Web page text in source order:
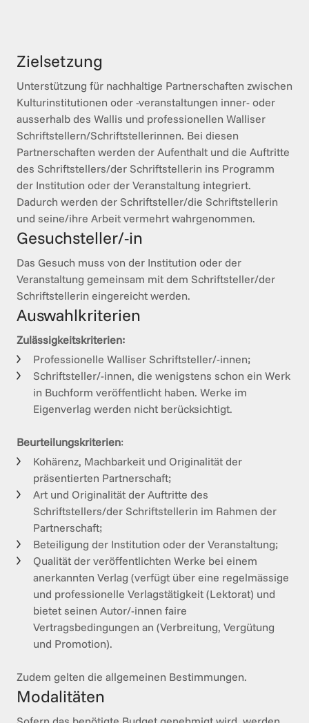
Zielsetzung
Unterstützung für nachhaltige Partnerschaften zwischen
Kulturinstitutionen oder -veranstaltungen inner- oder
ausserhalb des Wallis und professionellen Walliser
Schriftstellern/Schriftstellerinnen. Bei diesen
Partnerschaften werden der Aufenthalt und die Auftritte
des Schriftstellers/der Schriftstellerin ins Programm
der Institution oder der Veranstaltung integriert.
Dadurch werden der Schriftsteller/die Schriftstellerin
Gesuchsteller/-in
Das Gesuch muss von der Institution oder der
Veranstaltung gemeinsam mit dem Schriftsteller/der
Schriftstellerin eingereicht werden.
Auswahlkriterien
Zulässigkeitskriterien:
Professionelle Walliser Schriftsteller/-innen;
Schriftsteller/-innen, die wenigstens schon ein Werk
in Buchform veröffentlicht haben. Werke im
Eigenverlag werden nicht berücksichtigt.
Beurteilungskriterien:
Kohärenz, Machbarkeit und Originalität der
präsentierten Partnerschaft;
Art und Originalität der Auftritte des
Schriftstellers/der Schriftstellerin im Rahmen der
Partnerschaft;
Beteiligung der Institution oder der Veranstaltung;
Qualität der veröffentlichten Werke bei einem
anerkannten Verlag (verfügt über eine regelmässige
und professionelle Verlagstätigkeit (Lektorat) und
bietet seinen Autor/-innen faire
Vertragsbedingungen an (Verbreitung, Vergütung
und Promotion).
Zudem gelten die allgemeinen Bestimmungen.
Modalitäten